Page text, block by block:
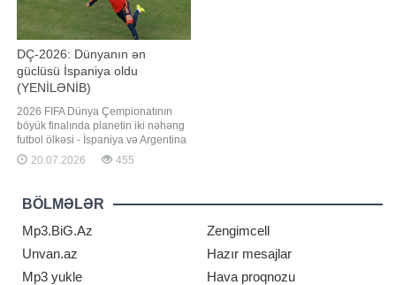
DÇ-2026: Dünyanın ən
güclüsü İspaniya oldu
(YENİLƏNİB)
2026 FIFA Dünya Çempionatının
böyük finalında planetin iki nəhəng
futbol ölkəsi - İspaniya və Argentina
yığmaları qarşı-qarşıya gəlib.
Qaynarinfo xəbər verir ki, Nyu-
keçirilən və gərginliyi son saniyəyə
qədər davam edən tarixi qarşılaşma
"qırmızı furiya"nı
20.07.2026 455
BÖLMƏLƏR
Mp3.BiG.Az
Zengimcell
Unvan.az
Hazır mesajlar
Mp3 yukle
Hava proqnozu